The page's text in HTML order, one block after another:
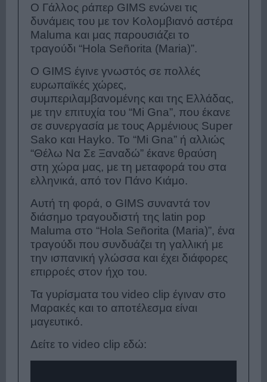
Ο Γάλλος ράπερ GIMS ενώνει τις
δυνάμεις του με τον Κολομβιανό αστέρα
Maluma και μας παρουσιάζει το
τραγούδι “Hola Señorita (Maria)”.
Ο GIMS έγινε γνωστός σε πολλές
ευρωπαϊκές χώρες,
συμπεριλαμβανομένης και της Ελλάδας,
με την επιτυχία του “Mi Gna”, που έκανε
σε συνεργασία με τους Αρμένιους Super
Sako και Hayko. Το “Mi Gna” ή αλλιώς
“Θέλω Να Σε Ξαναδώ” έκανε θραύση
στη χώρα μας, με τη μεταφορά του στα
ελληνικά, από τον Πάνο Κιάμο.
Αυτή τη φορά, ο GIMS συναντά τον
διάσημο τραγουδιστή της latin pop
Maluma στο “Hola Señorita (Maria)”, ένα
τραγούδι που συνδυάζει τη γαλλική με
την ισπανική γλώσσα και έχει διάφορες
επιρροές στον ήχο του.
Τα γυρίσματα του video clip έγιναν στο
Μαρακές και το αποτέλεσμα είναι
μαγευτικό.
Δείτε το video clip εδώ: